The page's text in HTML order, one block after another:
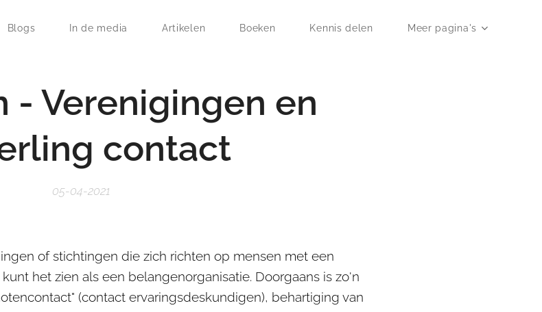
Blogs In de media Artikelen Boeken Kennis delen Meer pagina's
- Verenigingen en
contact
05-04-2021
of stichtingen die zich richten op mensen met een
het zien als een belangenorganisatie. Doorgaans is zo'n
(contact ervaringsdeskundigen), behartiging van